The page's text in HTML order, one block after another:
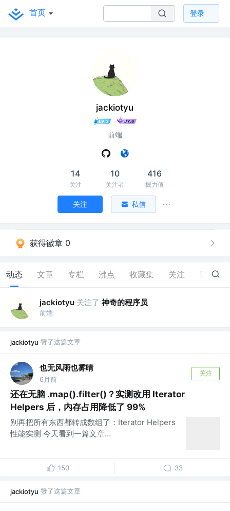
首页 登录
jackiotyu
前端
14
关注
10
关注者
416
掘力值
关注 私信
获得徽章 0
动态 文章 专栏 沸点 收藏集 关注 28
jackiotyu 关注了 神奇的程序员
前端
jackiotyu 赞了这篇文章
也无风雨也雾晴
6月前
关注
还在无脑 .map().filter()？实测改用 Iterator
Helpers 后，内存占用降低了 99%
别再把所有东西都转成数组了：Iterator Helpers
性能实测 今天看到一篇文章...
150 33
jackiotyu 赞了这篇文章